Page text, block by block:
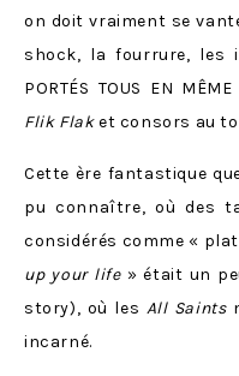
on doit vraiment se
shock, la fourrure, les
PORTÉS TOUS EN MÊME
Flik Flaket consors au
Cette ère fantastique
pu connaître, où des
considérés comme «
up your life» était un
story), où les All Saints
incarné.